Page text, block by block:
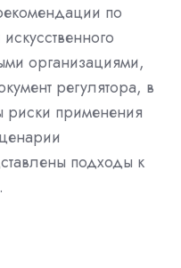
по
организациями,
регулятора, в
риски применения
подходы к